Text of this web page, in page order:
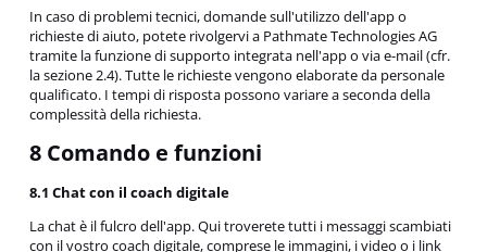
In caso di problemi tecnici, domande sull'utilizzo dell'app o
richieste di aiuto, potete rivolgervi a Pathmate Technologies AG
tramite la funzione di supporto integrata nell'app o via e-mail (cfr.
la sezione 2.4). Tutte le richieste vengono elaborate da personale
qualificato. I tempi di risposta possono variare a seconda della
complessità della richiesta.
8 Comando e funzioni
8.1 Chat con il coach digitale
La chat è il fulcro dell'app. Qui troverete tutti i messaggi scambiati
con il vostro coach digitale, comprese le immagini, i video o i link